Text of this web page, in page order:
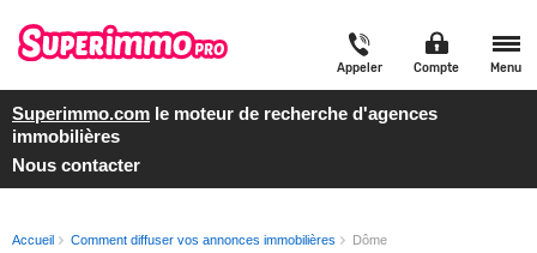
Appeler Compte Menu
Superimmo.com le moteur de recherche d'agences
immobilières
Nous contacter
Accueil Comment diffuser vos annonces immobilières Dôme